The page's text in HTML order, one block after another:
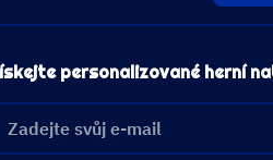
personalizované herní